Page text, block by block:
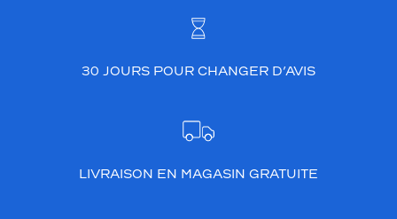
30 JOURS POUR CHANGER D’AVIS
LIVRAISON EN MAGASIN GRATUITE